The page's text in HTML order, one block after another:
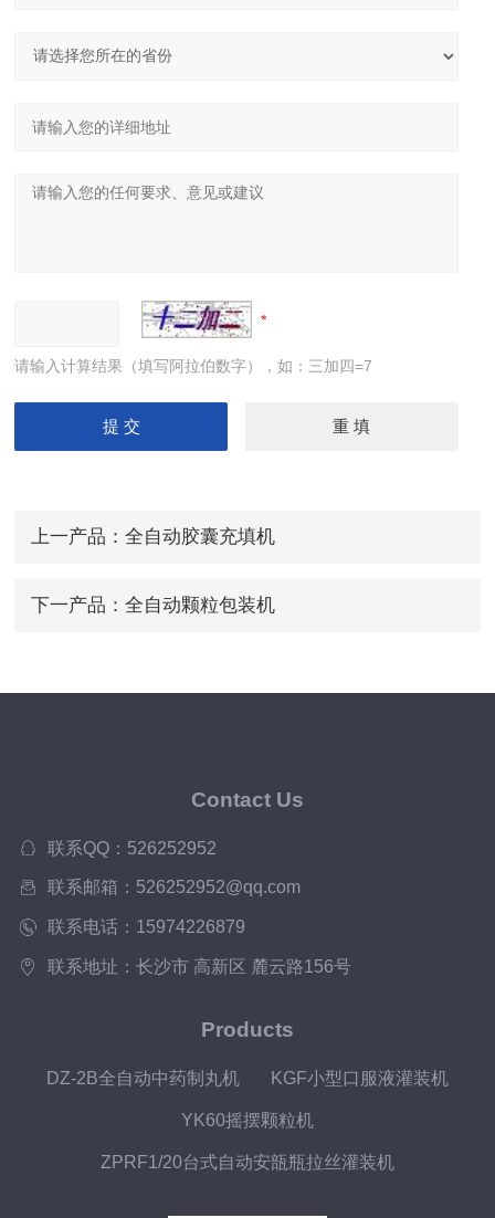
请输入计算结果（填写阿拉伯数字），如：三加四=7
上一产品： 全自动胶囊充填机
下一产品： 全自动颗粒包装机
Contact Us
联系QQ：526252952
联系邮箱：526252952@qq.com
联系电话：15974226879
联系地址：长沙市 高新区 麓云路156号
Products
DZ-2B全自动中药制丸机 KGF小型口服液灌装机
YK60摇摆颗粒机
ZPRF1/20台式自动安瓿瓶拉丝灌装机